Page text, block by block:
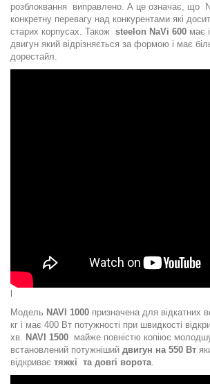
розблоквання виправлено. А це означає, що
конкретну перевагу над конкурентами які
старих корпусах. Також steelon NaVi 600 має
двигун який відрізняється за формою і має
дорестайл.
l
Модель NAVI 1000 призначена для відкатних
кг і має 400 Вт потужності при швидкості
хв. NAVI 1500 майже повністю копіює
встановлений потужніший двигун на 550 Вт
відкриває тяжкі та довгі ворота